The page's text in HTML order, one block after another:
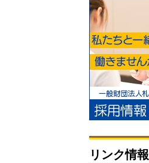
リンク情報